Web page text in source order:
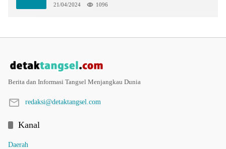
21/04/2024 1096
Berita dan Informasi Tangsel Menjangkau Dunia
redaksi@detaktangsel.com
Kanal
Daerah